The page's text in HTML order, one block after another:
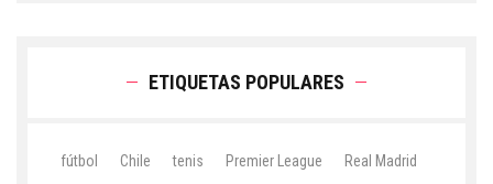
ETIQUETAS POPULARES
fútbol Chile tenis Premier League Real Madrid